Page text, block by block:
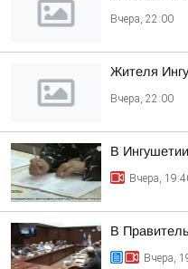
Вчера, 22:00
Жителя
Вчера, 22:00
В
Вчера,
В
Вчера,